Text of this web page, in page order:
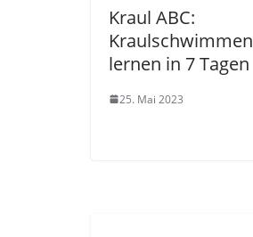
Kraul ABC:
Kraulschwimmen
lernen in 7 Tagen
25. Mai 2023